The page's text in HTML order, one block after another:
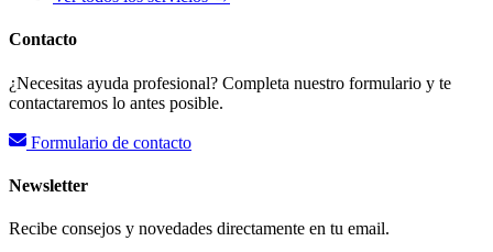
Contacto
¿Necesitas ayuda profesional? Completa nuestro formulario y te
contactaremos lo antes posible.
Formulario de contacto
Newsletter
Recibe consejos y novedades directamente en tu email.